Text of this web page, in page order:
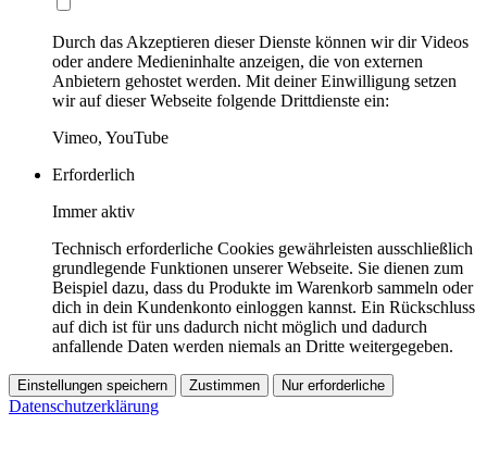
Durch das Akzeptieren dieser Dienste können wir dir Videos
oder andere Medieninhalte anzeigen, die von externen
Anbietern gehostet werden. Mit deiner Einwilligung setzen
wir auf dieser Webseite folgende Drittdienste ein:
Vimeo, YouTube
Erforderlich
Immer aktiv
Technisch erforderliche Cookies gewährleisten ausschließlich
grundlegende Funktionen unserer Webseite. Sie dienen zum
Beispiel dazu, dass du Produkte im Warenkorb sammeln oder
dich in dein Kundenkonto einloggen kannst. Ein Rückschluss
auf dich ist für uns dadurch nicht möglich und dadurch
anfallende Daten werden niemals an Dritte weitergegeben.
Einstellungen speichern Zustimmen Nur erforderliche
Datenschutzerklärung